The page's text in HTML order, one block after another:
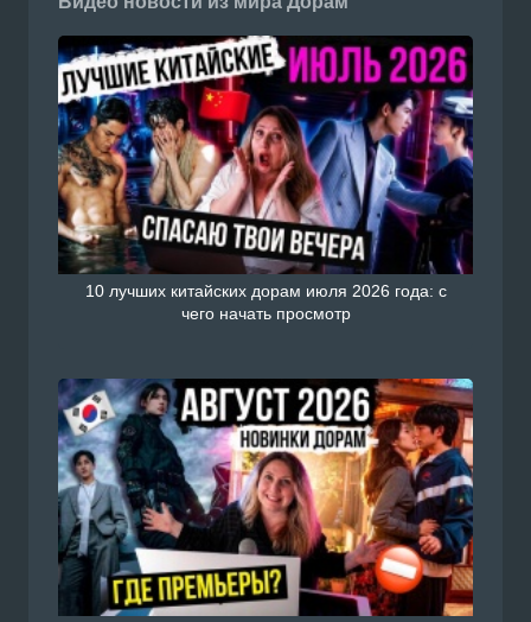
10 лучших китайских дорам июля 2026 года: с
чего начать просмотр